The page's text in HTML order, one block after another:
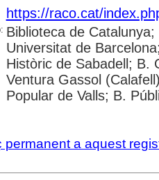
https://raco.cat/
Biblioteca de
Universitat de
Històric de Sabadell; B.
Ventura Gassol
Popular de Valls; B.
permanent a aquest